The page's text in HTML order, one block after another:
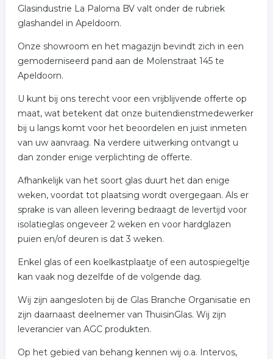
Glasindustrie La Paloma BV valt onder de rubriek
glashandel in Apeldoorn.
Onze showroom en het magazijn bevindt zich in een
gemoderniseerd pand aan de Molenstraat 145 te
Apeldoorn.
U kunt bij ons terecht voor een vrijblijvende offerte op
maat, wat betekent dat onze buitendienstmedewerker
bij u langs komt voor het beoordelen en juist inmeten
van uw aanvraag. Na verdere uitwerking ontvangt u
dan zonder enige verplichting de offerte.
Afhankelijk van het soort glas duurt het dan enige
weken, voordat tot plaatsing wordt overgegaan. Als er
sprake is van alleen levering bedraagt de levertijd voor
isolatieglas ongeveer 2 weken en voor hardglazen
puien en/of deuren is dat 3 weken.
Enkel glas of een koelkastplaatje of een autospiegeltje
kan vaak nog dezelfde of de volgende dag.
Wij zijn aangesloten bij de Glas Branche Organisatie en
zijn daarnaast deelnemer van ThuisinGlas. Wij zijn
leverancier van AGC produkten.
Op het gebied van behang kennen wij o.a. Intervos,